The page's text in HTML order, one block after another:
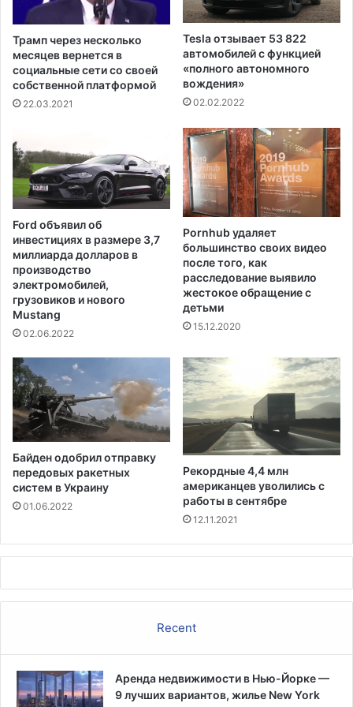
н
ы
х
п
а
р
а
х
е
н
и
я
,
г
д
а
в
е
о
р
о
ж
н
к
в
р
е
з
л
с
в
а
к
о
Трамп через несколько
месяцев вернется в
социальные сети со своей
собственной платформой
22.03.2021
Tesla отзывает 53 822
автомобилей с функцией
«полного автономного
вождения»
02.02.2022
Ford объявил об
инвестициях в размере 3,7
миллиарда долларов в
производство
электромобилей,
грузовиков и нового
Mustang
02.06.2022
Pornhub удаляет
большинство своих видео
после того, как
расследование выявило
жестокое обращение с
детьми
15.12.2020
Байден одобрил отправку
передовых ракетных
систем в Украину
01.06.2022
Рекордные 4,4 млн
американцев уволились с
работы в сентябре
12.11.2021
Recent
Аренда недвижимости в Нью-Йорке —
9 лучших вариантов, жилье New York